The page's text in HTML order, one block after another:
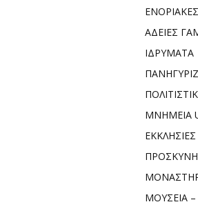
ΑΔΕΙΕΣ
ΙΔΡΥΜΑΤΑ
ΜΝΗΜΕΙΑ
ΜΟΥΣΕΙΑ